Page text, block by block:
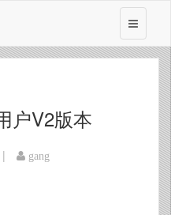
户V2版本
| gang